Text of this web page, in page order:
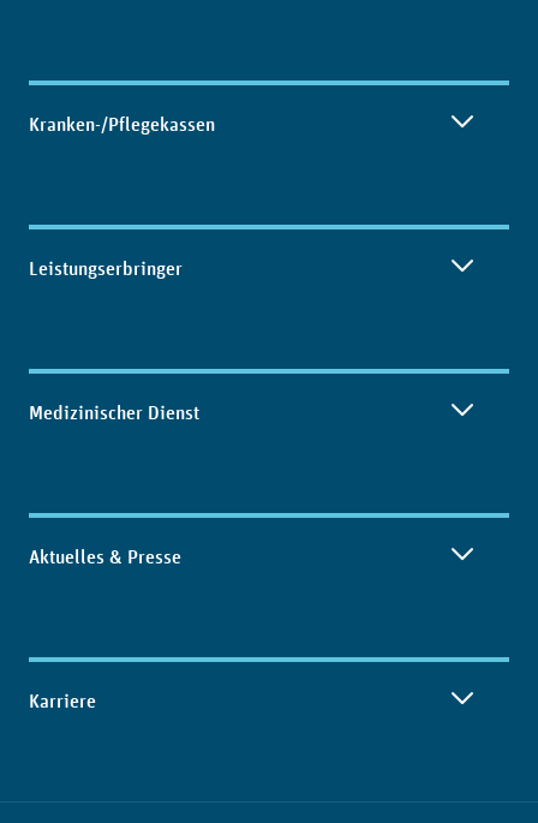
Kranken-/Pflegekassen
Leistungserbringer
Medizinischer Dienst
Aktuelles & Presse
Karriere